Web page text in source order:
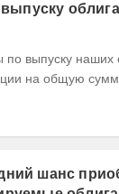
на общую
шанс